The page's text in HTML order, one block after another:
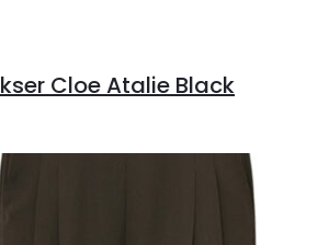
Cloe Atalie Black